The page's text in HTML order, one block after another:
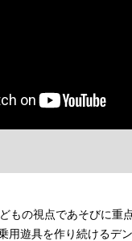
もの視点であそびに重
用遊具を作り続けるデ